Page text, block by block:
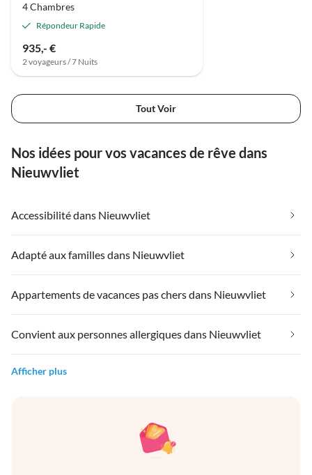
4 Chambres
Répondeur Rapide
935,- €
2 voyageurs / 7 Nuits
Tout Voir
Nos idées pour vos vacances de rêve dans
Nieuwvliet
Accessibilité dans Nieuwvliet
Adapté aux familles dans Nieuwvliet
Appartements de vacances pas chers dans Nieuwvliet
Convient aux personnes allergiques dans Nieuwvliet
Afficher plus